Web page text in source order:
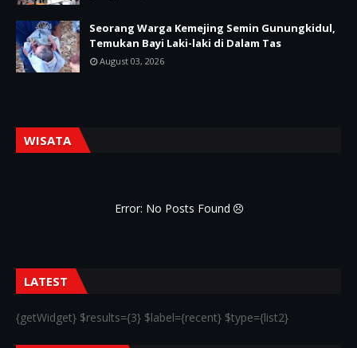
Seorang Warga Kemejing Semin Gunungkidul,
Temukan Bayi Laki-laki di Dalam Tas
August 03, 2026
WISATA
Error: No Posts Found
LATEST
{getWidget} $results={3} $label={recent} $type={list2}